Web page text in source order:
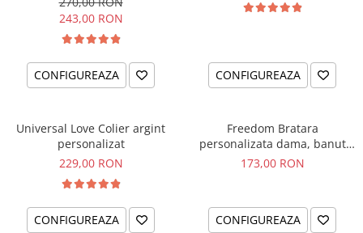
243,00 RON
CONFIGUREAZA CONFIGUREAZA
Universal Love Colier argint
personalizat
229,00 RON
CONFIGUREAZA
Freedom Bratara
personalizata dama, banut
argint, snur reglabil
173,00 RON
CONFIGUREAZA